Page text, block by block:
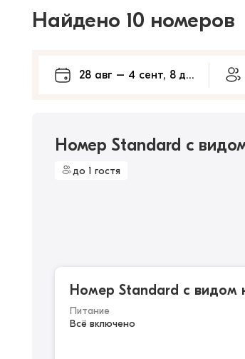
Найдено 10 номеров
Номер Standard с
до 1 гостя
Номер Standard с видом
Питание
Всё включено